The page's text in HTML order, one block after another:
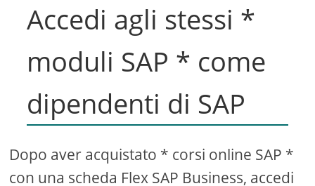
Accedi agli stessi *
moduli SAP * come
dipendenti di SAP
Dopo aver acquistato * corsi online SAP *
con una scheda Flex SAP Business, accedi